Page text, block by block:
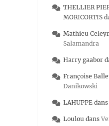
THELLIER
MORICORTIS
Mathieu
Salamandra
Harry gaabor
Françoise
Danikowski
LAHUPPE dans
Loulou dans